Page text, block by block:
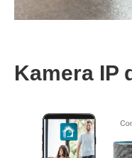
Kamera IP